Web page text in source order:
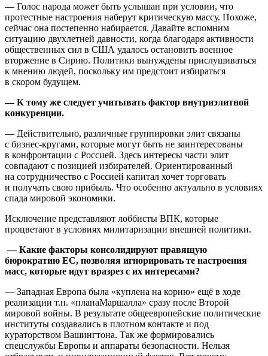
— Голос народа может быть услышан при условии, что
протестные настроения наберут критическую массу. Похоже,
сейчас она постепенно набирается. Давайте вспомним
ситуацию двухлетней давности, когда благодаря активности
общественных сил в США удалось остановить военное
вторжение в Сирию. Политики вынуждены прислушиваться
к мнению людей, поскольку им предстоит избираться
в скором будущем.
— К тому же следует учитывать фактор внутриэлитной
конкуренции.
— Действительно, различные группировки элит связаны
с бизнес-кругами, которые могут быть не заинтересованы
в конфронтации с Россией. Здесь интересы части элит
совпадают с позицией избирателей. Ориентированный
на сотрудничество с Россией капитал хочет торговать
и получать свою прибыль. Что особенно актуально в условиях
спада мировой экономики.
Исключение представляют лоббисты ВПК, которые
процветают в условиях милитаризации внешней политики.
— Какие факторы консолидируют правящую
бюрократию ЕС, позволяя игнорировать те настроения
масс, которые идут вразрез с их интересами?
— Западная Европа была «куплена на корню» ещё в ходе
реализации т.н. «планаМаршалла» сразу после Второй
мировой войны. В результате общеевропейские политические
институты создавались в плотном контакте и под
кураторством Вашингтона. Так же формировались
спецслужбы Европы и аппараты безопасности. Нельзя